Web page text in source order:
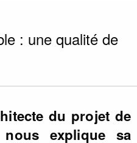
: une qualité de
du projet de
explique sa